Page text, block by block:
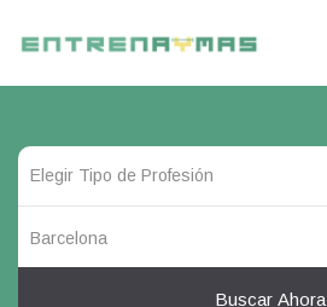
Barcelona
Buscar Ahora